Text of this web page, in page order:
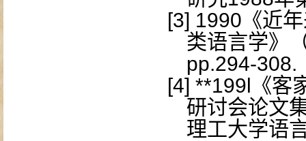
[3] 1990 《近
类语言学》
pp.294-308.
[4] **199l 《
研讨会论文
理工大学语